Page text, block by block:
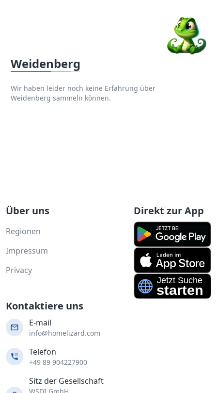
Weidenberg
Wir haben leider noch keine Erfahrung über
Weidenberg sammeln können.
Über uns
Regionen
Impressum
Privacy
Direkt zur App
Kontaktiere uns
E-mail
info@homelizard.com
Telefon
+49 89 904227900
Sitz der Gesellschaft